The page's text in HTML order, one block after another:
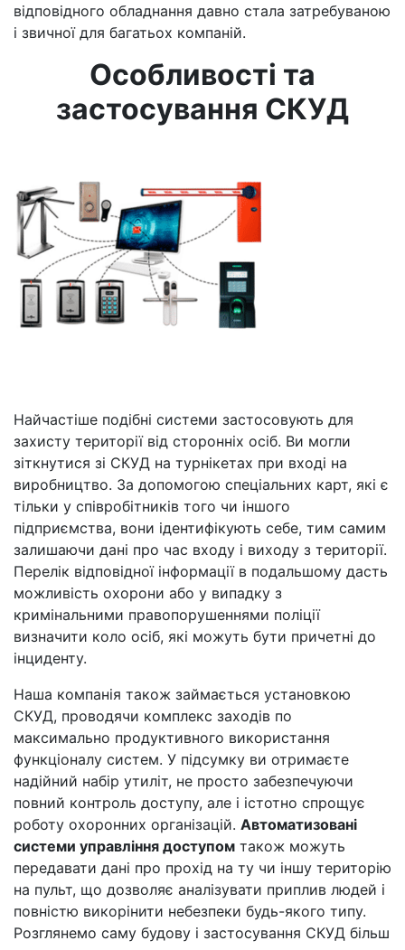
відповідного обладнання давно стала затребуваною
і звичної для багатьох компаній.
Особливості та
застосування СКУД
Найчастіше подібні системи застосовують для
захисту території від сторонніх осіб. Ви могли
зіткнутися зі СКУД на турнікетах при вході на
виробництво. За допомогою спеціальних карт, які є
тільки у співробітників того чи іншого
підприємства, вони ідентифікують себе, тим самим
залишаючи дані про час входу і виходу з території.
Перелік відповідної інформації в подальшому дасть
можливість охорони або у випадку з
кримінальними правопорушеннями поліції
визначити коло осіб, які можуть бути причетні до
інциденту.
Наша компанія також займається установкою
СКУД, проводячи комплекс заходів по
максимально продуктивного використання
функціоналу систем. У підсумку ви отримаєте
надійний набір утиліт, не просто забезпечуючи
повний контроль доступу, але і істотно спрощує
роботу охоронних організацій. Автоматизовані
системи управління доступом також можуть
передавати дані про прохід на ту чи іншу територію
на пульт, що дозволяє аналізувати приплив людей і
повністю викорінити небезпеки будь-якого типу.
Розглянемо саму будову і застосування СКУД більш